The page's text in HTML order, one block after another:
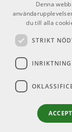
Försäljningsvillkor
Inlogg för
Denna
du till alla
STRIKT
INRIKTNING